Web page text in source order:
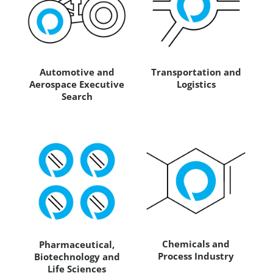
Automotive and
Aerospace Executive
Search
Transportation and
Logistics
Pharmaceutical,
Biotechnology and
Life Sciences
Chemicals and
Process Industry